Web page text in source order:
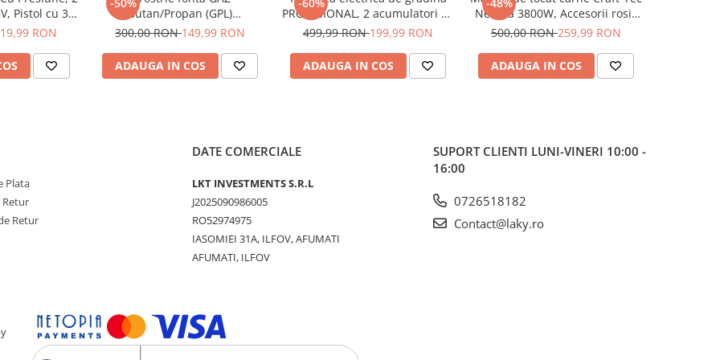
rezistente,
și robust, ideal pentru
sau gospodar!
Pistol cu 3
Recipient
RON
Butan/Propan (GPL)
PROFESIONAL cu 3 robineti
300,00 RON149,99 RON
ADAUGA IN COS
PROFESIONAL, 2 acumulatori Li-
Ion 48V, 5 Ah, lama SK5,
Brushless
499,99 RON199,99 RON
ADAUGA IN COS
Neagra 3800W, Accesorii rosii,
carnati, chiftele, 3 site, functia
500,00 RON259,99 RON
ADAUGA IN COS
Plata
Retur
Retur
DATE COMERCIALE
LKT INVESTMENTS S.R.L
J2025090986005
RO52974975
IASOMIEI 31A, ILFOV, AFUMATI
AFUMATI, ILFOV
SUPORT CLIENTI LUNI-VINERI 10:00 -
16:00
0726518182
Contact@laky.ro